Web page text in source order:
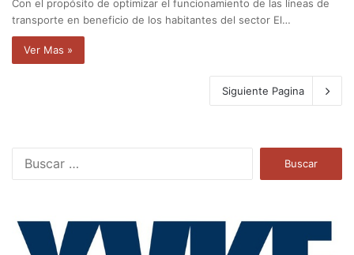
Con el propósito de optimizar el funcionamiento de las líneas de
transporte en beneficio de los habitantes del sector El…
Ver Mas »
Siguiente Pagina
a